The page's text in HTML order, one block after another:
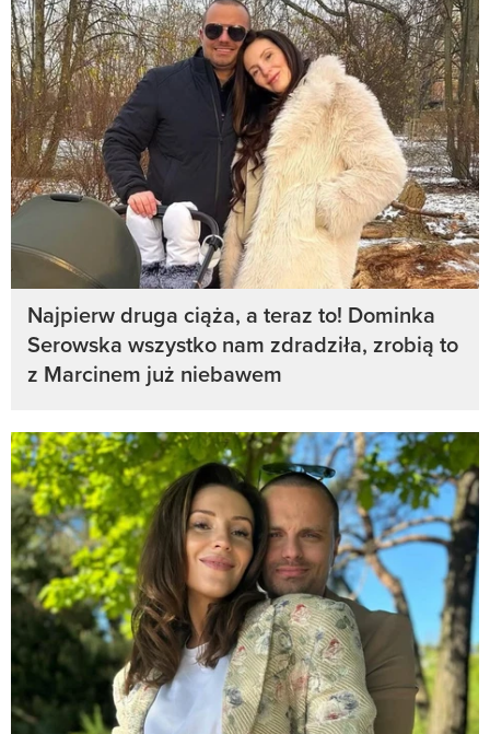
Najpierw druga ciąża, a teraz to! Dominka
Serowska wszystko nam zdradziła, zrobią to
z Marcinem już niebawem